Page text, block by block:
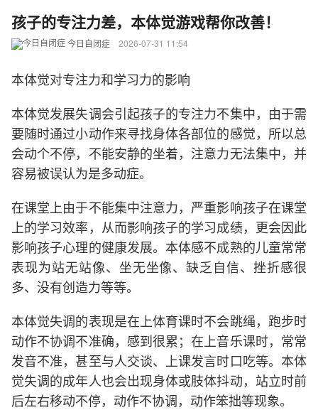
孩子的专注力差，本体觉游戏帮你改善！
今日自闭症 2026-07-31 11:54
本体觉对专注力和学习力的影响
本体觉发展失调会引起孩子的专注力不集中，由于需
要随时通过小动作来寻找身体各部位的感觉，所以总
会动个不停，不能安静的坐着，注意力无法集中，并
容易被误认为是多动症。
在课堂上由于不能集中注意力，严重影响孩子在课堂
上的学习效率，从而影响孩子的学习成绩，更会因此
影响孩子心理的健康发展。本体感不成熟的儿童常常
表现为站无站像、坐无坐像、缺乏自信、挫折感很
多、没有创造力等等。
本体觉失调的表现是在上体育课时不会跳绳，跑步时
动作不协调不准确，感到很累；在上音乐课时，常常
发音不准，甚至与人交谈、上课发言时口吃等。本体
觉失调的成年人也会出现身体或肢体抖动，站立时前
后左右移动不停，动作不协调，动作笨拙等现象。